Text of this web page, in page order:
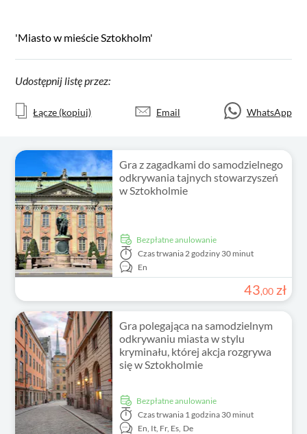
'Miasto w mieście Sztokholm'
Udostępnij listę przez:
Łącze (kopiuj) Email WhatsApp
Gra z zagadkami do samodzielnego
odkrywania tajnych stowarzyszeń
w Sztokholmie
Bezpłatne anulowanie
Czas trwania 2 godziny 30 minut
En
43,00 zł
Gra polegająca na samodzielnym
odkrywaniu miasta w stylu
kryminału, której akcja rozgrywa
się w Sztokholmie
Bezpłatne anulowanie
Czas trwania 1 godzina 30 minut
En, It, Fr, Es, De